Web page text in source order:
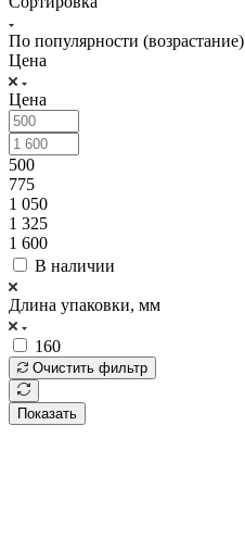
По популярности (возрастание)
Цена
Цена
500
775
1 050
1 325
1 600
В наличии
Длина упаковки, мм
160
Очистить фильтр
Показать